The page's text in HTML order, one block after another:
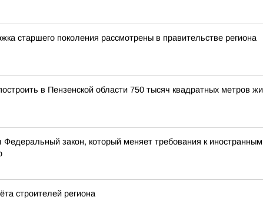
старшего поколения рассмотрены в правительстве региона
в Пензенской области 750 тысяч квадратных метров
закон, который меняет требования к
строителей региона